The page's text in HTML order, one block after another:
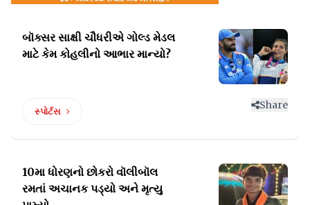
બૉક્સર સાક્ષી ચૌધરીએ ગોલ્ડ મેડલ
માટે કેમ કોહલીનો આભાર માન્યો?
સ્પોર્ટસ
Share
10મા ધોરણનો છોકરો વૉલીબૉલ
રમતાં અચાનક પડ્યો અને મૃત્યુ